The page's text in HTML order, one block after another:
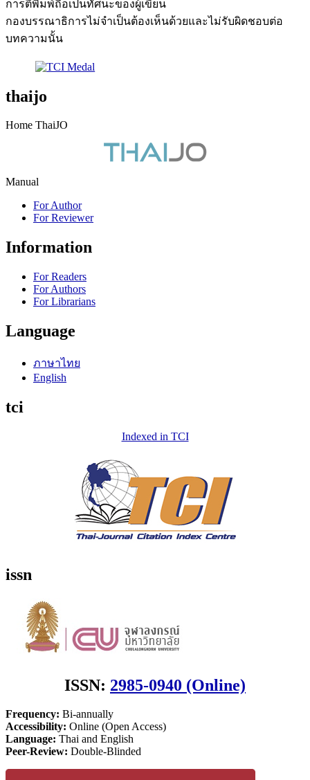
การตีพิมพ์ถือเป็นทัศนะของผู้เขียน
กองบรรณาธิการไม่จำเป็นต้องเห็นด้วยและไม่รับผิดชอบต่อ
บทความนั้น
thaijo
Home ThaiJO
Manual
For Author
For Reviewer
Information
For Readers
For Authors
For Librarians
Language
ภาษาไทย
English
tci
Indexed in TCI
issn
ISSN: 2985-0940 (Online)
Frequency: Bi-annually
Accessibility: Online (Open Access)
Language: Thai and English
Peer-Review: Double-Blinded